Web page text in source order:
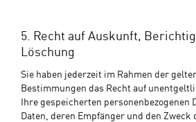
5. Recht auf Auskunft,
Löschung
Sie haben jederzeit im Rahmen der
Bestimmungen das Recht auf
Ihre gespeicherten personenbezogenen
Daten, deren Empfänger und den Zweck